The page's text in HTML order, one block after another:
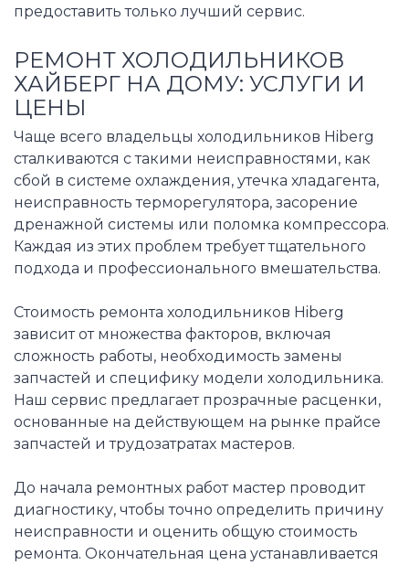
предоставить только лучший сервис.
РЕМОНТ ХОЛОДИЛЬНИКОВ
ХАЙБЕРГ НА ДОМУ: УСЛУГИ И
ЦЕНЫ
Чаще всего владельцы холодильников Hiberg
сталкиваются с такими неисправностями, как
сбой в системе охлаждения, утечка хладагента,
неисправность терморегулятора, засорение
дренажной системы или поломка компрессора.
Каждая из этих проблем требует тщательного
подхода и профессионального вмешательства.
Стоимость ремонта холодильников Hiberg
зависит от множества факторов, включая
сложность работы, необходимость замены
запчастей и специфику модели холодильника.
Наш сервис предлагает прозрачные расценки,
основанные на действующем на рынке прайсе
запчастей и трудозатратах мастеров.
До начала ремонтных работ мастер проводит
диагностику, чтобы точно определить причину
неисправности и оценить общую стоимость
ремонта. Окончательная цена устанавливается